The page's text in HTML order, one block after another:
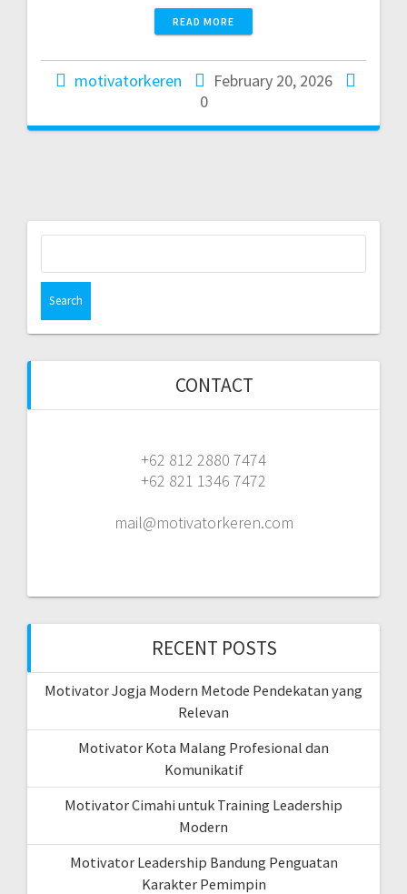
READ MORE
motivatorkeren
February 20, 2026
0
CONTACT
+62 812 2880 7474
+62 821 1346 7472
mail@motivatorkeren.com
RECENT POSTS
Motivator Jogja Modern Metode Pendekatan yang
Relevan
Motivator Kota Malang Profesional dan
Komunikatif
Motivator Cimahi untuk Training Leadership
Modern
Motivator Leadership Bandung Penguatan
Karakter Pemimpin